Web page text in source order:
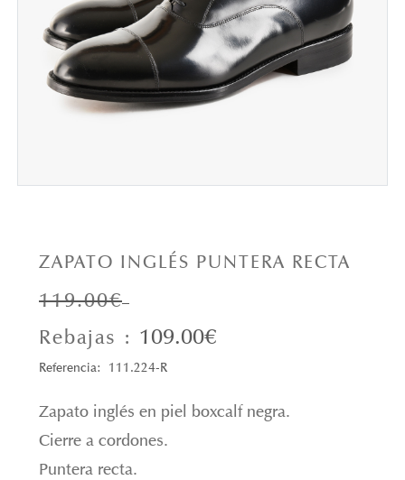
ZAPATO INGLÉS PUNTERA RECTA
119.00€
Rebajas : 109.00€
Referencia: 111.224-R
Zapato inglés en piel boxcalf negra.
Cierre a cordones.
Puntera recta.